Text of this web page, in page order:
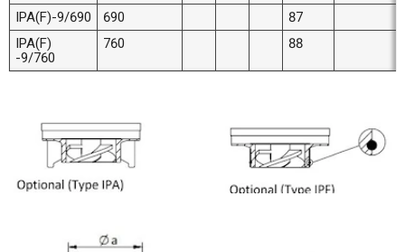
IPA(F)-9/690
690
87
IPA(F)
-9/760
760 88